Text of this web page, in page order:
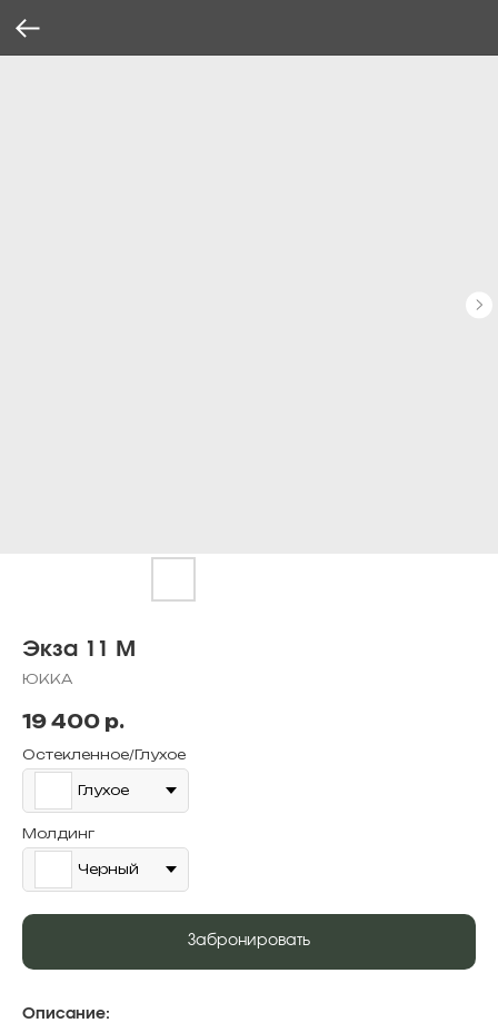
Экза 11 М
ЮККА
19 400 р.
Остекленное/Глухое
Глухое
Молдинг
Черный
Забронировать
Описание: